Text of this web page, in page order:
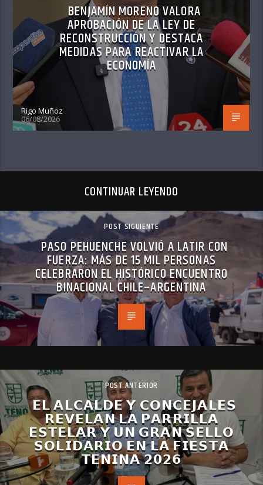
BENJAMÍN MORENO VALORA
APROBACIÓN DE LA LEY DE
RECONSTRUCCIÓN Y DESTACA
MEDIDAS PARA REACTIVAR LA
ECONOMÍA
Rigo Muñoz
06/08/2026
CONTINUAR LEYENDO
POST SIGUIENTE
PASO PEHUENCHE VOLVIÓ A LATIR CON
FUERZA: MÁS DE 15 MIL PERSONAS
CELEBRARON EL HISTÓRICO ENCUENTRO
BINACIONAL CHILE–ARGENTINA
POST ANTERIOR
𝗘𝗟 𝗔𝗟𝗖𝗔𝗟𝗗𝗘 𝗬 𝗖𝗢𝗡𝗖𝗘𝗝𝗔𝗟𝗘𝗦
𝗥𝗘𝗩𝗘𝗟𝗔𝗡 𝗟𝗔 𝗣𝗔𝗥𝗥𝗜𝗟𝗟𝗔
𝗘𝗦𝗧𝗘𝗟𝗔𝗥 𝗬 𝗨𝗡 𝗚𝗥𝗔𝗡 𝗦𝗘𝗟𝗟𝗢
𝗦𝗢𝗟𝗜𝗗𝗔𝗥𝗜𝗢 𝗘𝗡 𝗟𝗔 𝗙𝗜𝗘𝗦𝗧𝗔
𝗧𝗘𝗡𝗜𝗡𝗔 𝟮𝟬𝟮𝟲